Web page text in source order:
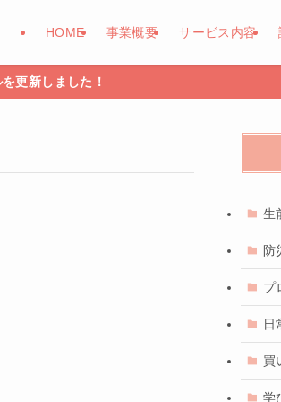
HOME 事業概要 サービス内容
更新しました！
生
防
プ
日
買
学